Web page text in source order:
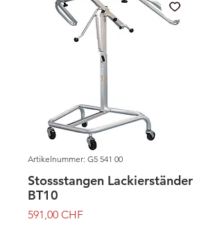
Artikelnummer: G5 541 00
Stossstangen Lackierständer
BT10
591,00 CHFPreis